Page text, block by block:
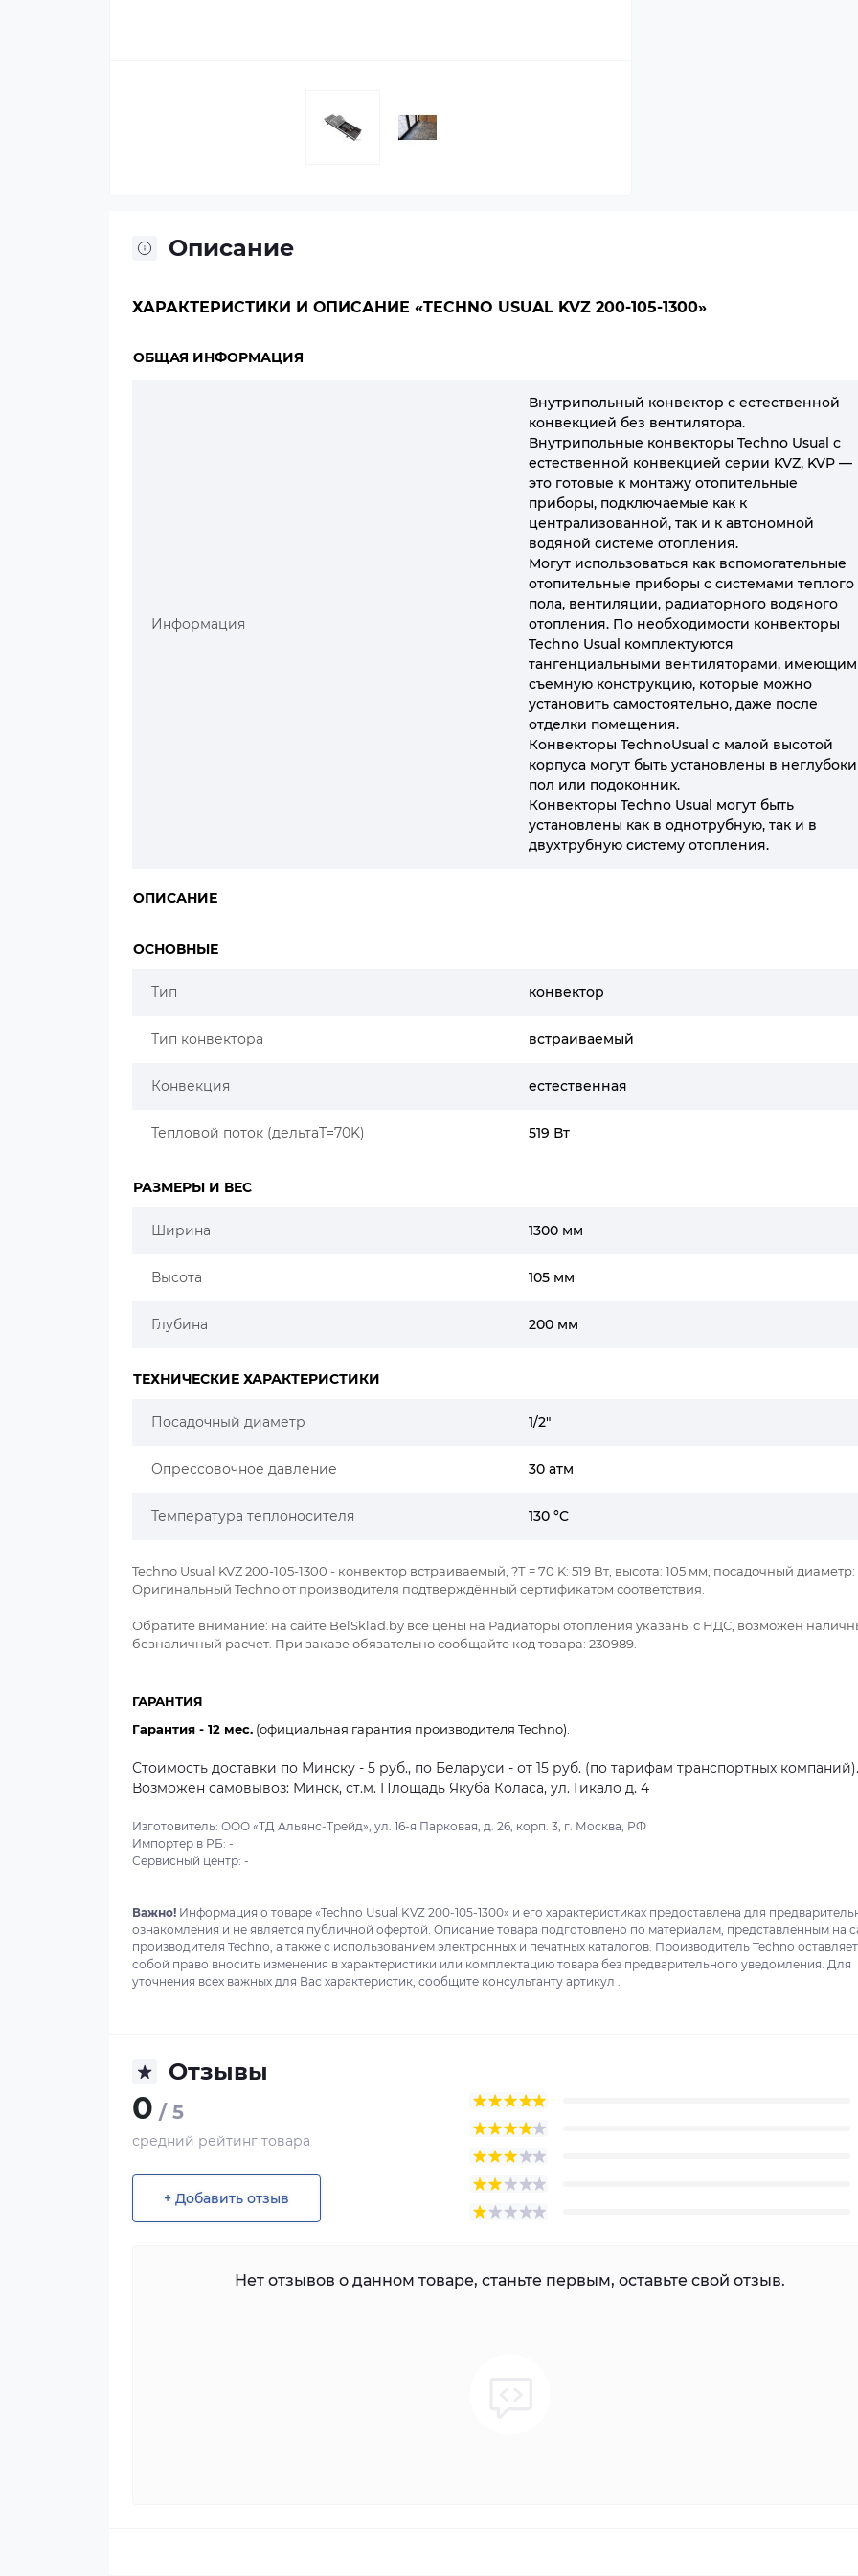
Описание
ХАРАКТЕРИСТИКИ И ОПИСАНИЕ «TECHNO USUAL KVZ 200-105-1300»
ОБЩАЯ ИНФОРМАЦИЯ
Информация
Внутрипольный конвектор с естественной
конвекцией без вентилятора.
Внутрипольные конвекторы Techno Usual с
естественной конвекцией серии KVZ, KVP —
это готовые к монтажу отопительные
приборы, подключаемые как к
централизованной, так и к автономной
водяной системе отопления.
Могут использоваться как вспомогательные
отопительные приборы с системами теплого
пола, вентиляции, радиаторного водяного
отопления. По необходимости конвекторы
Techno Usual комплектуются
тангенциальными вентиляторами,
съемную конструкцию, которые можно
установить самостоятельно, даже после
отделки помещения.
Конвекторы TechnoUsual с малой высотой
корпуса могут быть установлены в
пол или подоконник.
Конвекторы Techno Usual могут быть
установлены как в однотрубную, так и в
двухтрубную систему отопления.
ОПИСАНИЕ
ОСНОВНЫЕ
Тип конвектор
Тип конвектора встраиваемый
Конвекция естественная
Тепловой поток (дельтаT=70K) 519 Вт
РАЗМЕРЫ И ВЕС
Ширина 1300 мм
Высота 105 мм
Глубина 200 мм
ТЕХНИЧЕСКИЕ ХАРАКТЕРИСТИКИ
Посадочный диаметр 1/2"
Опрессовочное давление 30 атм
Температура теплоносителя 130 °C
Techno Usual KVZ 200-105-1300 - конвектор встраиваемый, ?Т = 70 K: 519 Вт, высота: 105 мм, посадочный диаметр:
Оригинальный Techno от производителя подтверждённый сертификатом соответствия.
Обратите внимание: на сайте BelSklad.by все цены на Радиаторы отопления указаны с НДС, возможен
безналичный расчет. При заказе обязательно сообщайте код товара: 230989.
ГАРАНТИЯ
Гарантия - 12 мес. (официальная гарантия производителя Techno).
Стоимость доставки по Минску - 5 руб., по Беларуси - от 15 руб. (по тарифам транспортных компаний).
Возможен самовывоз: Минск, ст.м. Площадь Якуба Коласа, ул. Гикало д. 4
Изготовитель: ООО «ТД Альянс-Трейд», ул. 16-я Парковая, д. 26, корп. 3, г. Москва, РФ
Импортер в РБ: -
Сервисный центр: -
Важно! Информация о товаре «Techno Usual KVZ 200-105-1300» и его характеристиках предоставлена для
ознакомления и не является публичной офертой. Описание товара подготовлено по материалам, представленным на
производителя Techno, а также с использованием электронных и печатных каталогов. Производитель Techno оставляет
собой право вносить изменения в характеристики или комплектацию товара без предварительного уведомления. Для
уточнения всех важных для Вас характеристик, сообщите консультанту артикул .
Отзывы
0 / 5
средний рейтинг товара
+ Добавить отзыв
Нет отзывов о данном товаре, станьте первым, оставьте свой отзыв.